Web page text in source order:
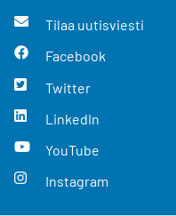
Tilaa uutisviesti
Facebook
Twitter
LinkedIn
YouTube
Instagram